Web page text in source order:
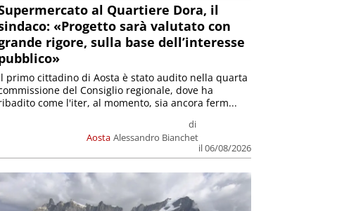
al Quartiere Dora, il
«Progetto sarà valutato con
rigore, sulla base dell’interesse
Aosta
di
Alessandro Bianchet
il 06/08/2026
primo cittadino di Aosta è stato audito nella quarta
del Consiglio regionale, dove ha
come l'iter, al momento, sia ancora ferm...